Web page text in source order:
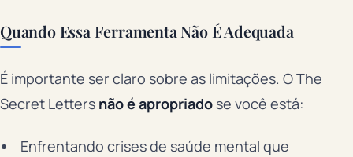
Quando Essa Ferramenta Não É Adequada
É importante ser claro sobre as limitações. O The
Secret Letters não é apropriado se você está:
Enfrentando crises de saúde mental que